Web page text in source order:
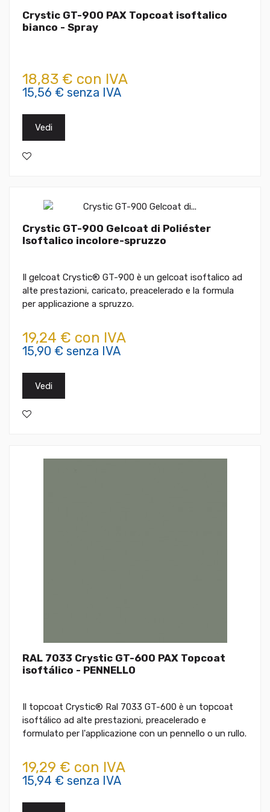
Crystic GT-900 PAX Topcoat isoftalico
bianco - Spray
18,83 € con IVA
15,56 € senza IVA
Vedi
Crystic GT-900 Gelcoat di Poliéster
Isoftalico incolore-spruzzo
Il gelcoat Crystic® GT-900 è un gelcoat isoftalico ad
alte prestazioni, caricato, preacelerado e la formula
per applicazione a spruzzo.
19,24 € con IVA
15,90 € senza IVA
Vedi
RAL 7033 Crystic GT-600 PAX Topcoat
isoftálico - PENNELLO
Il topcoat Crystic® Ral 7033 GT-600 è un topcoat
isoftálico ad alte prestazioni, preacelerado e
formulato per l'applicazione con un pennello o un rullo.
19,29 € con IVA
15,94 € senza IVA